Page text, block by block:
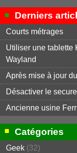
Derniers
Courts métrages
Utiliser une tablette
Wayland
Après mise à jour
Désactiver le
Ancienne usine
Catégories
Geek (32)